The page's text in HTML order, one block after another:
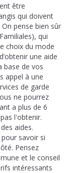
être
qui doivent
pense bien sûr
qui
choix du mode
une aide
base de vos
appel à une
de garde
ne pourrez
a plus de 6
l'obtenir.
aides.
savoir si
Pensez
et le conseil
intéressants